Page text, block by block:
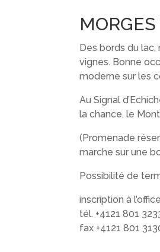
Des bords du
vignes. Bonne
moderne sur les
Au Signal
la chance, le
(Promenade
marche sur une
Possibilité de
inscription à
tél. +4121 801
fax +4121 801